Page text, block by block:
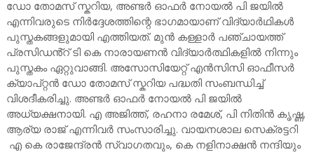
ഡോ തോമസ് സ്കറിയ, അണ്ടർ ഓഫർ നോയൽ പി ജയിൽ
എന്നിവരുടെ നിർദ്ദേശത്തിന്റെ ഭാഗമായാണ് വിദ്യാർഥികൾ
പുസ്തകങ്ങളുമായി എത്തിയത്. മുൻ കള്ളാർ പഞ്ചായത്ത്
പ്രസിഡൻ്റ് ടി കെ നാരായണൻ വിദ്യാർത്ഥികളിൽ നിന്നും
പുസ്തകം ഏറ്റുവാങ്ങി. അസോസിയേറ്റ് എൻസിസി ഓഫീസർ
ക്യാപ്റ്റൻ ഡോ തോമസ് സ്കറിയ പദ്ധതി സംബന്ധിച്ച്
വിശദീകരിച്ചു. അണ്ടർ ഓഫർ നോയൽ പി ജയിൽ
അധ്യക്ഷനായി. എ അജിത്ത്, രഹനാ രമേശ്, പി നിതിൻ കൃഷ്ണ,
ആര്യ രാജ് എന്നിവർ സംസാരിച്ചു. വായനശാല സെക്രട്ടറി
എ കെ രാജേന്ദ്രൻ സ്വാഗതവും, കെ നളിനാക്ഷൻ നന്ദിയും